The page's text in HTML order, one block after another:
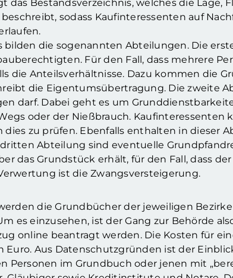
Bestandsverzeichnis, welches die Lage,
sodass Kaufinteressenten auf
bilden die sogenannten Abteilungen. Die
Für den Fall, dass mehrere
die Anteilsverhältnisse. Dazu kommen die
die Eigentumsübertragung. Die zweite
darf. Dabei geht es um
oder der Nießbrauch. Kaufinteressenten
dies zu prüfen. Ebenfalls enthalten in dieser
Abteilung sind eventuelle
das Grundstück erhält, für den Fall, dass
ist die Zwangsversteigerung.
die Grundbücher der jeweiligen
es einzusehen, ist der Gang zur Behörde
online beantragt werden. Die Kosten für
Euro. Aus Datenschutzgründen ist der
Personen im Grundbuch oder jenen mit